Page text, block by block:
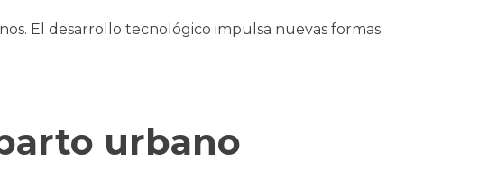
El desarrollo tecnológico impulsa nuevas formas
urbano